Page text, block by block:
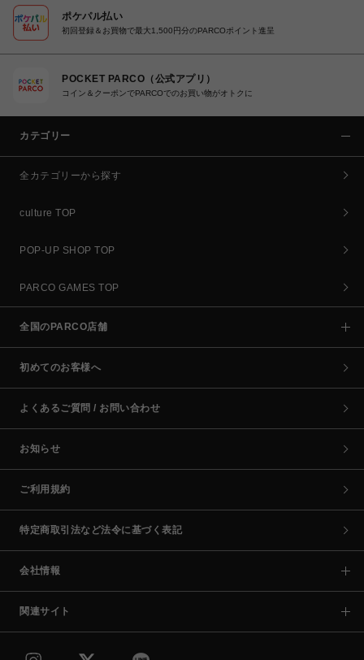
ポケパル払い
初回登録＆お買物で最大1,500円分のPARCOポイント進呈
POCKET PARCO（公式アプリ）
コイン＆クーポンでPARCOでのお買い物がオトクに
カテゴリー
全カテゴリーから探す
culture TOP
POP-UP SHOP TOP
PARCO GAMES TOP
全国のPARCO店舗
初めてのお客様へ
よくあるご質問 / お問い合わせ
お知らせ
ご利用規約
特定商取引法など法令に基づく表記
会社情報
関連サイト